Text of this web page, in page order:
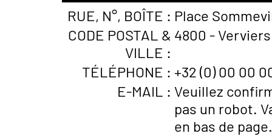
RUE, N°, BOÎTE : Place
CODE POSTAL &
VILLE :
4800 -
TÉLÉPHONE : +32 (0) 00 00
E-MAIL : Veuillez
pas un robot.
en bas de page.